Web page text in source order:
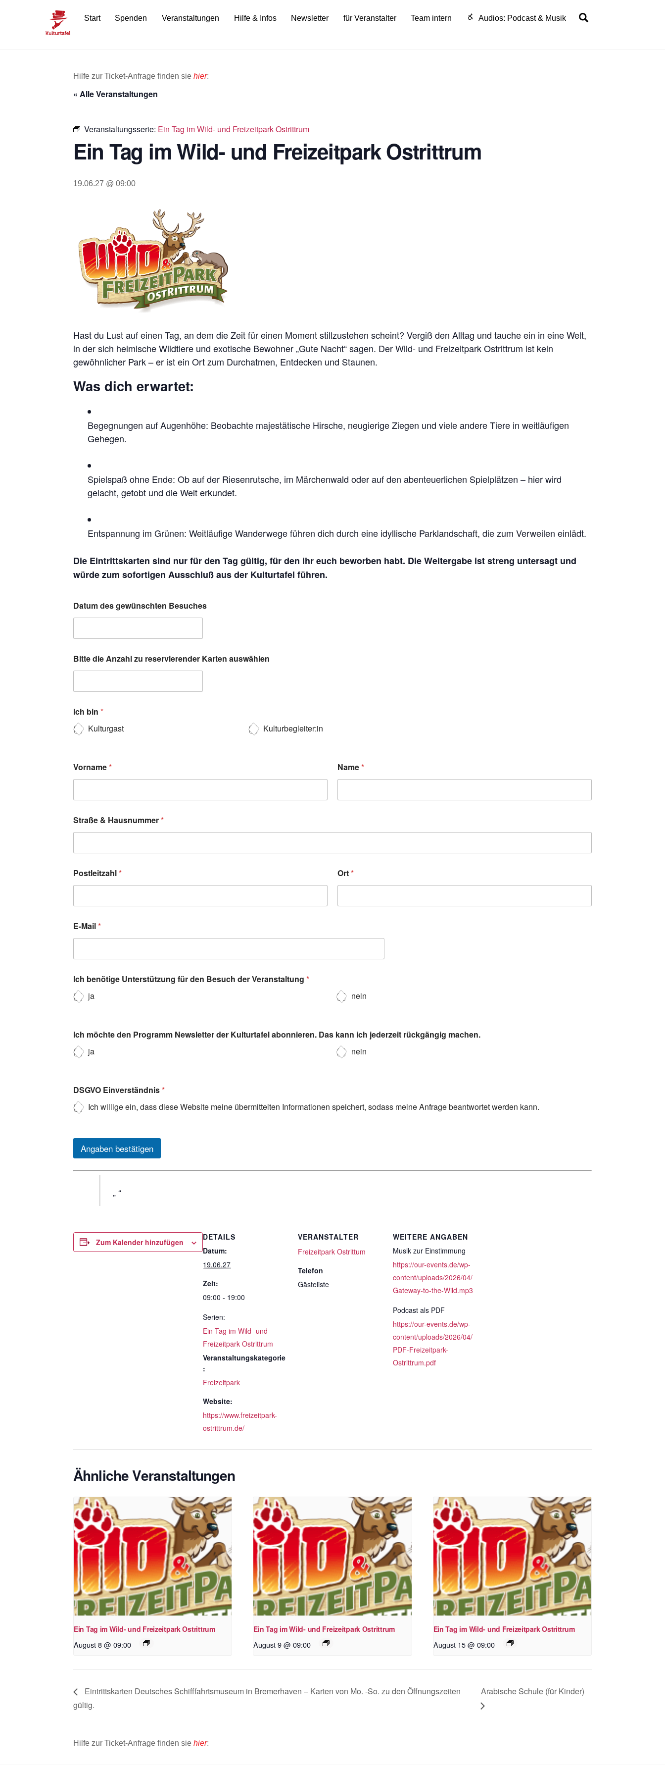
Start Spenden Veranstaltungen Hilfe & Infos Newsletter für Veranstalter Team intern Audios: Podcast & Musik
Hilfe zur Ticket-Anfrage finden sie hier:
« Alle Veranstaltungen
Veranstaltungsserie: Ein Tag im Wild- und Freizeitpark Ostrittrum
Ein Tag im Wild- und Freizeitpark Ostrittrum
19.06.27 @ 09:00
Hast du Lust auf einen Tag, an dem die Zeit für einen Moment stillzustehen scheint? Vergiß den Alltag und tauche ein in eine Welt,
in der sich heimische Wildtiere und exotische Bewohner „Gute Nacht“ sagen. Der Wild- und Freizeitpark Ostrittrum ist kein
gewöhnlicher Park – er ist ein Ort zum Durchatmen, Entdecken und Staunen.
Was dich erwartet:
Begegnungen auf Augenhöhe: Beobachte majestätische Hirsche, neugierige Ziegen und viele andere Tiere in weitläufigen
Gehegen.
Spielspaß ohne Ende: Ob auf der Riesenrutsche, im Märchenwald oder auf den abenteuerlichen Spielplätzen – hier wird
gelacht, getobt und die Welt erkundet.
Entspannung im Grünen: Weitläufige Wanderwege führen dich durch eine idyllische Parklandschaft, die zum Verweilen einlädt.
Die Eintrittskarten sind nur für den Tag gültig, für den ihr euch beworben habt. Die Weitergabe ist streng untersagt und
würde zum sofortigen Ausschluß aus der Kulturtafel führen.
Datum des gewünschten Besuches
Bitte die Anzahl zu reservierender Karten auswählen
Ich bin *
Kulturgast
Kulturbegleiter:in
Vorname* Name*
Straße & Hausnummer*
Postleitzahl* Ort*
E-Mail*
Ich benötige Unterstützung für den Besuch der Veranstaltung *
ja
nein
Ich möchte den Programm Newsletter der Kulturtafel abonnieren. Das kann ich jederzeit rückgängig machen.
ja
nein
DSGVO Einverständnis*
Ich willige ein, dass diese Website meine übermittelten Informationen speichert, sodass meine Anfrage beantwortet werden kann.
Angaben bestätigen
Zum Kalender hinzufügen
DETAILS
Datum:
19.06.27
Zeit:
09:00 - 19:00
Serien:
Ein Tag im Wild- und
Freizeitpark Ostrittrum
Veranstaltungskategorie
:
Freizeitpark
Website:
https://www.freizeitpark-
ostrittrum.de/
VERANSTALTER
Freizeitpark Ostrittum
Telefon
Gästeliste
WEITERE ANGABEN
Musik zur Einstimmung
https://our-events.de/wp-
content/uploads/2026/04/
Gateway-to-the-Wild.mp3
Podcast als PDF
https://our-events.de/wp-
content/uploads/2026/04/
PDF-Freizeitpark-
Ostrittrum.pdf
Ähnliche Veranstaltungen
Ein Tag im Wild- und Freizeitpark Ostrittrum
August 8 @ 09:00
Ein Tag im Wild- und Freizeitpark Ostrittrum
August 9 @ 09:00
Ein Tag im Wild- und Freizeitpark Ostrittrum
August 15 @ 09:00
Eintrittskarten Deutsches Schifffahrtsmuseum in Bremerhaven – Karten von Mo. -So. zu den Öffnungszeiten
gültig.
Arabische Schule (für Kinder)
Hilfe zur Ticket-Anfrage finden sie hier: